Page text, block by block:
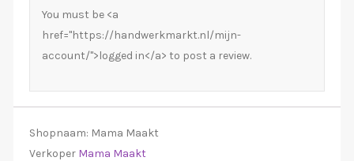
You must be <a
href="https://handwerkmarkt.nl/mijn-
account/">logged in</a> to post a review.
Shopnaam: Mama Maakt
Verkoper Mama Maakt